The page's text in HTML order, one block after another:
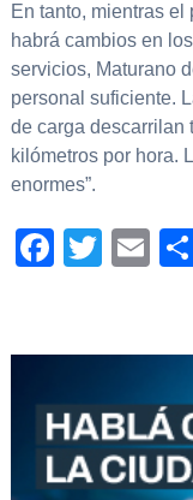
En tanto, mientras
habrá cambios en
servicios, Maturano
personal suficiente.
de carga descarrilan
kilómetros por hora.
enormes”.
Twitter